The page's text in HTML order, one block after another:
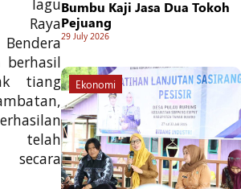
lagu
tiang
telah
Bumbu Kaji Jasa Dua Tokoh
Pejuang
29 July 2026
Ekonomi